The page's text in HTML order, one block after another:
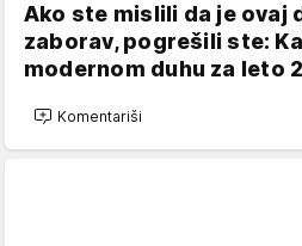
Ako ste mislili da je ovaj
zaborav, pogrešili ste:
modernom duhu za leto
Komentariši